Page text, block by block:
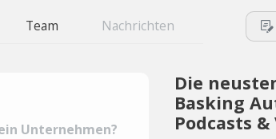
Team Nachrichten
Unternehmen?
Die
Basking
Podcasts &